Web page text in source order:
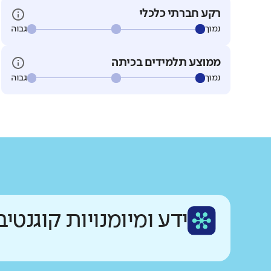
רקע חברתי כלכלי
גבוה נמוך
ממוצע תלמידים בכיתה
גבוה נמוך
ידע ומיומנויות